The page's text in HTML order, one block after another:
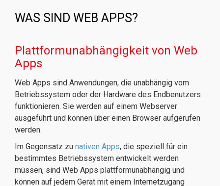
WAS SIND WEB APPS?
Plattformunabhängigkeit von Web
Apps
Web Apps sind Anwendungen, die unabhängig vom
Betriebssystem oder der Hardware des Endbenutzers
funktionieren. Sie werden auf einem Webserver
ausgeführt und können über einen Browser aufgerufen
werden.
Im Gegensatz zu nativen Apps, die speziell für ein
bestimmtes Betriebssystem entwickelt werden
müssen, sind Web Apps plattformunabhängig und
können auf jedem Gerät mit einem Internetzugang